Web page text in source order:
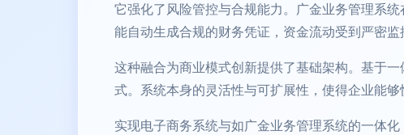
它强化了风险管控与合规能力。广金业务管理系
能自动生成合规的财务凭证，资金流动受到严密
这种融合为商业模式创新提供了基础架构。基于
式。系统本身的灵活性与可扩展性，使得企业能够
实现电子商务系统与如广金业务管理系统的一体